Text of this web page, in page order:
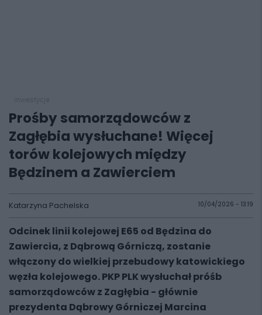
Prośby samorządowców z
Zagłębia wysłuchane! Więcej
torów kolejowych między
Będzinem a Zawierciem
Katarzyna Pachelska 10/04/2026 - 13:19
Odcinek linii kolejowej E65 od Będzina do
Zawiercia, z Dąbrową Górniczą, zostanie
włączony do wielkiej przebudowy katowickiego
węzła kolejowego. PKP PLK wysłuchał próśb
samorządowców z Zagłębia - głównie
prezydenta Dąbrowy Górniczej Marcina